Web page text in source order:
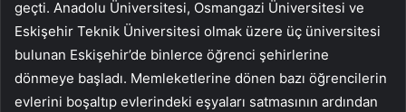
geçti. Anadolu Üniversitesi, Osmangazi Üniversitesi ve
Eskişehir Teknik Üniversitesi olmak üzere üç üniversitesi
bulunan Eskişehir’de binlerce öğrenci şehirlerine
dönmeye başladı. Memleketlerine dönen bazı öğrencilerin
evlerini boşaltıp evlerindeki eşyaları satmasının ardından